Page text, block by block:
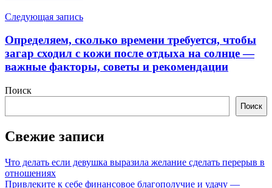
Следующая запись
Определяем, сколько времени требуется, чтобы
загар сходил с кожи после отдыха на солнце —
важные факторы, советы и рекомендации
Поиск
Поиск
Свежие записи
Что делать если девушка выразила желание сделать перерыв в
отношениях
Привлеките к себе финансовое благополучие и удачу —